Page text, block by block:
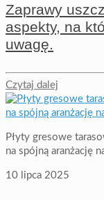
Zaprawy
aspekty, na
uwagę.
Czytaj dalej
Płyty gresowe
na spójną aranżację
10 lipca 2025